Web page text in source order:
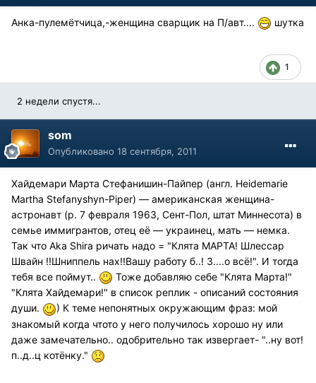
Анка-пулемётчица,-женщина сварщик на П/авт.... шутка
1
2 недели спустя...
som
Опубликовано 18 сентября, 2011
Хайдемари Марта Стефанишин-Пайпер (англ. Heidemarie
Martha Stefanyshyn-Piper) — американская женщина-
астронавт (р. 7 февраля 1963, Сент-Пол, штат Миннесота) в
семье иммигрантов, отец её — украинец, мать — немка.
Так что Aka Shira ричать надо = "Клята МАРТА! Шлессар
Швайн !!Шниппель нах!!Вашу работу б..! З....о всё!". И тогда
тебя все поймут..
Тоже добавляю себе "Клята Марта!"
"Клята Хайдемари!" в список реплик - описаний состояния
души.
) К теме непонятных окружающим фраз: мой
знакомый когда чтото у него получилось хорошо ну или
даже замечательно.. одобрительно так извергает- "..ну вот!
п..д..ц котёнку."